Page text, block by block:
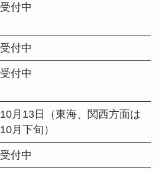
受付中
受付中
受付中
10月13日（東海、関西方面は
10月下旬）
受付中